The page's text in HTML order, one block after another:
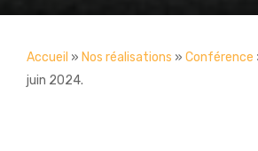
Accueil » Nos réalisations » Conférence
juin 2024.